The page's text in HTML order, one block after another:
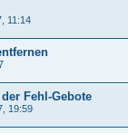
11:14
Fehl-Gebote
19:59